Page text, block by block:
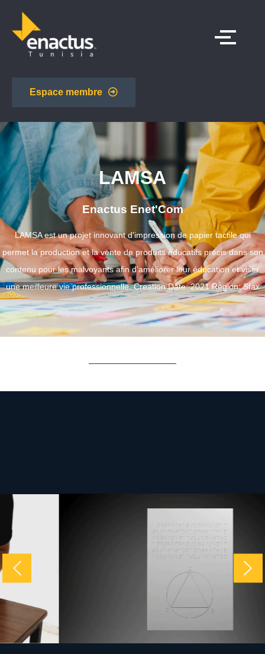
Espace membre
LAMSA
Enactus Enet'Com
LAMSA est un projet innovant d'impression de papier tactile qui
permet la production et la vente de produits éducatifs précis dans son
contenu pour les malvoyants afin d’améliorer leur éducation et viser
une meilleure vie professionnelle. Creation Date: 2021 Region: Sfax